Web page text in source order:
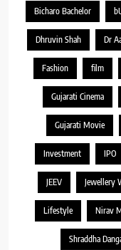
Bicharo Bachelor
Dhruvin Shah Dr
Fashion film
Gujarati Cinema
Gujarati Movie
Investment IPO
JEEV Jewellery
Lifestyle Nirav
Shraddha